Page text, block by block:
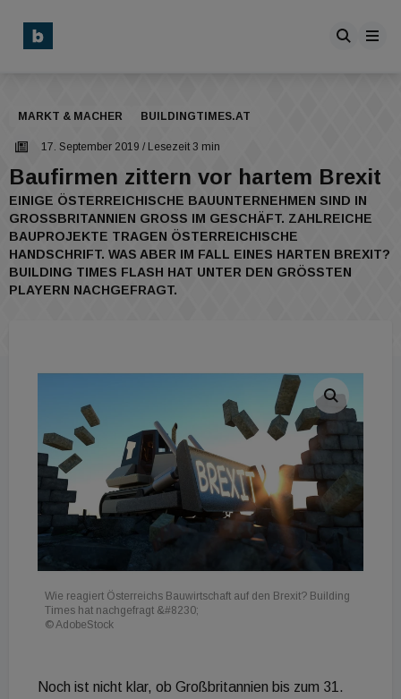
MARKT & MACHER BUILDINGTIMES.AT
17. September 2019 / Lesezeit 3 min
Baufirmen zittern vor hartem Brexit
EINIGE ÖSTERREICHISCHE BAUUNTERNEHMEN SIND IN
GROSSBRITANNIEN GROSS IM GESCHÄFT. ZAHLREICHE BA
UPROJEKTE TRAGEN ÖSTERREICHISCHE HA
NDSCHRIFT. WAS ABER IM FALL EINES HARTEN BREXIT? BU
ILDING TIMES FLASH HAT UNTER DEN GRÖSSTEN PLA
YERN NACHGEFRAGT.
Wie reagiert Österreichs Bauwirtschaft auf den Brexit? Building
Times hat nachgefragt &#8230;
© AdobeStock
Noch ist nicht klar, ob Großbritannien bis zum 31.